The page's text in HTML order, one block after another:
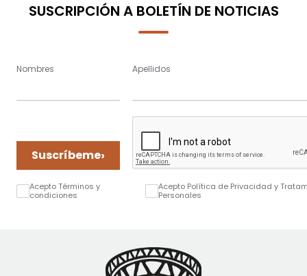
SUSCRIPCIÓN A BOLETÍN DE NOTICIAS
Nombres Apellidos
Suscríbeme›
Acepto Términos y
condiciones
Acepto Política de Privacidad y
Personales